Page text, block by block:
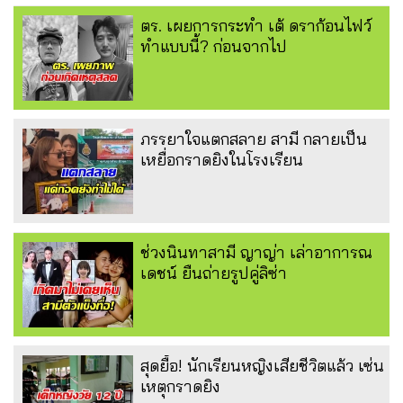
ตร. เผยการกระทำ เต้ ดราก้อนไฟว์
ทำแบบนี้? ก่อนจากไป
ภรรยาใจแตกสลาย สามี กลายเป็น
เหยื่อกราดยิงในโรงเรียน
ช่วงนินทาสามี ญาญ่า เล่าอาการณ
เดชน์ ยืนถ่ายรูปคู่ลิซ่า
สุดยื้อ! นักเรียนหญิงเสียชีวิตแล้ว เซ่น
เหตุกราดยิง